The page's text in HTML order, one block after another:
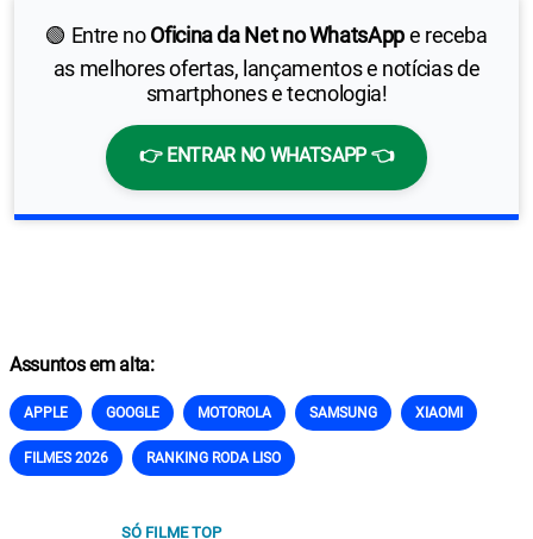
🟢 Entre noOficina da Net no WhatsAppe receba
as melhores ofertas, lançamentos e notícias de
smartphones e tecnologia!
👉 ENTRAR NO WHATSAPP 👈
Assuntos em alta:
APPLE GOOGLE MOTOROLA SAMSUNG XIAOMI
FILMES 2026 RANKING RODA LISO
SÓ FILME TOP